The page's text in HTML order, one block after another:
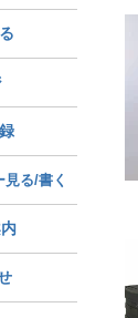
る/書く